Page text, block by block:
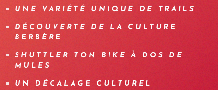
UNE VARIÉTÉ UNIQUE DE TRAILS
DÉCOUVERTE DE LA CULTURE
BERBÈRE
SHUTTLER TON BIKE À DOS DE
MULES
UN DÉCALAGE CULTUREL